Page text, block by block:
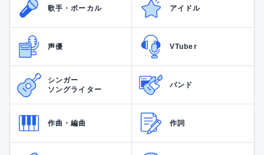
歌手・ボーカル アイドル
声優 VTuber
シンガー
ソングライター
バンド
作曲・編曲 作詞